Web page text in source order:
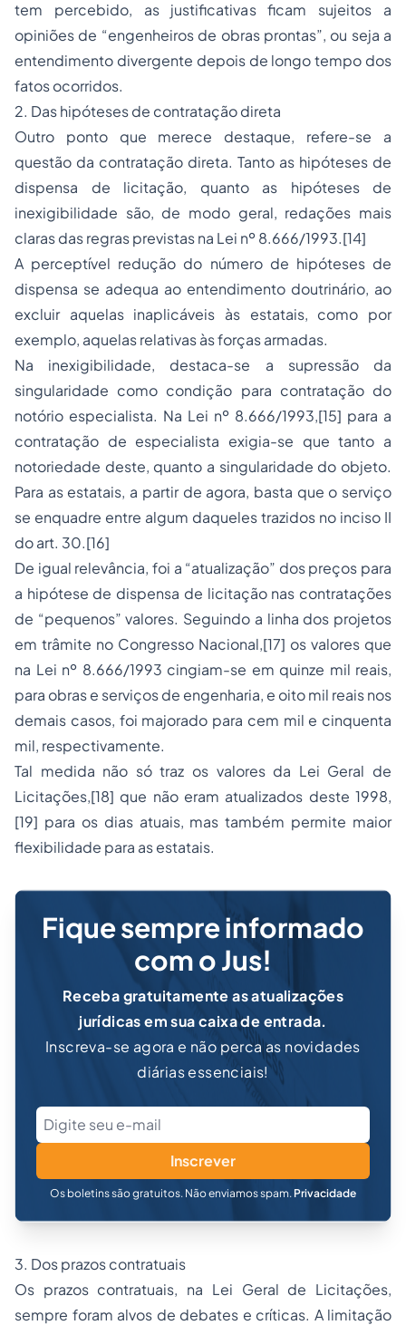
tem percebido, as justificativas ficam sujeitos a
opiniões de “engenheiros de obras prontas”, ou seja a
entendimento divergente depois de longo tempo dos
fatos ocorridos.
2. Das hipóteses de contratação direta
Outro ponto que merece destaque, refere-se a
questão da contratação direta. Tanto as hipóteses de
dispensa de licitação, quanto as hipóteses de
inexigibilidade são, de modo geral, redações mais
claras das regras previstas na Lei nº 8.666/1993.[14]
A perceptível redução do número de hipóteses de
dispensa se adequa ao entendimento doutrinário, ao
excluir aquelas inaplicáveis às estatais, como por
exemplo, aquelas relativas às forças armadas.
Na inexigibilidade, destaca-se a supressão da
singularidade como condição para contratação do
notório especialista. Na Lei nº 8.666/1993,[15] para a
contratação de especialista exigia-se que tanto a
notoriedade deste, quanto a singularidade do objeto.
Para as estatais, a partir de agora, basta que o serviço
se enquadre entre algum daqueles trazidos no inciso II
do art. 30.[16]
De igual relevância, foi a “atualização” dos preços para
a hipótese de dispensa de licitação nas contratações
de “pequenos” valores. Seguindo a linha dos projetos
em trâmite no Congresso Nacional,[17] os valores que
na Lei nº 8.666/1993 cingiam-se em quinze mil reais,
para obras e serviços de engenharia, e oito mil reais nos
demais casos, foi majorado para cem mil e cinquenta
mil, respectivamente.
Tal medida não só traz os valores da Lei Geral de
Licitações,[18] que não eram atualizados deste 1998,
[19] para os dias atuais, mas também permite maior
flexibilidade para as estatais.
Fique sempre informado
com o Jus!
Receba gratuitamente as atualizações
jurídicas em sua caixa de entrada.
Inscreva-se agora e não perca as novidades
diárias essenciais!
Inscrever
Os boletins são gratuitos. Não enviamos spam. Privacidade
3. Dos prazos contratuais
Os prazos contratuais, na Lei Geral de Licitações,
sempre foram alvos de debates e críticas. A limitação